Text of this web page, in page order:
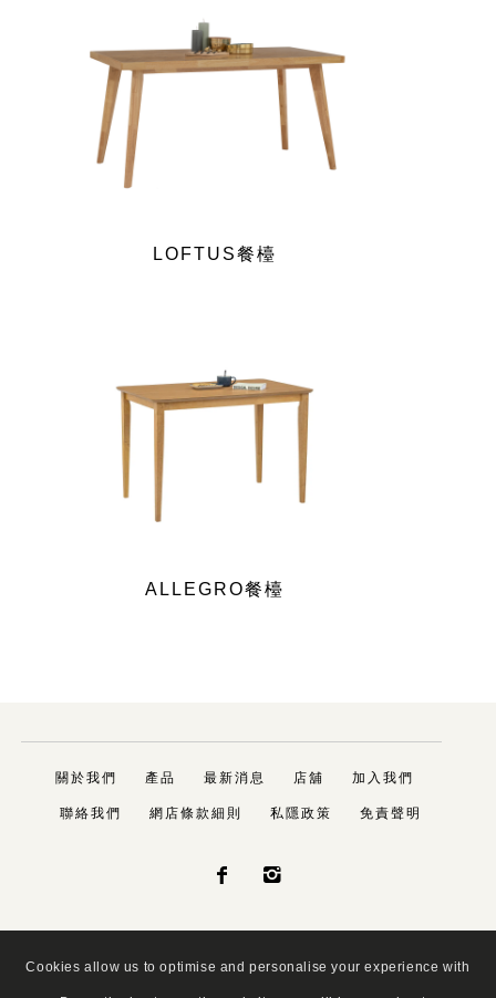
LOFTUS餐檯
ALLEGRO餐檯
關於我們 產品 最新消息 店舖 加入我們
聯絡我們 網店條款細則 私隱政策 免責聲明
 
Cookies allow us to optimise and personalise your experience with